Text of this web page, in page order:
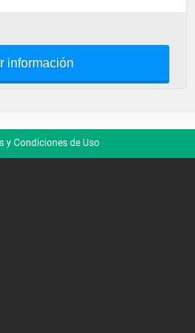
información
y Condiciones de Uso